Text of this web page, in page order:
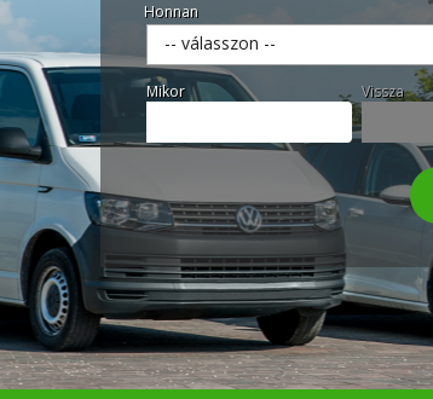
Honnan
-- válasszon --
Mikor
Vissza